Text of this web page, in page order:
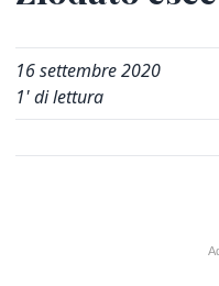
16 settembre 2020
1' di lettura